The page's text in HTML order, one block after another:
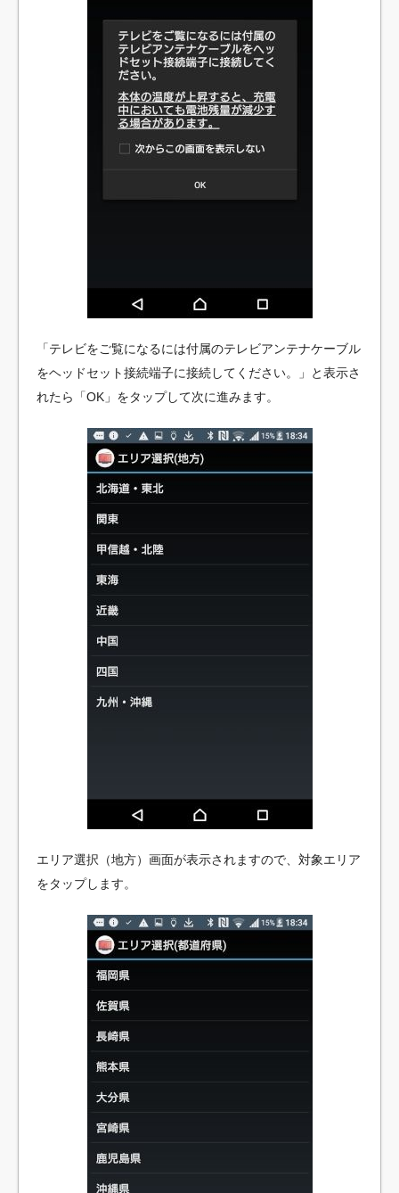
「テレビをご覧になるには付属のテレビアンテナケーブル
をヘッドセット接続端子に接続してください。」と表示さ
れたら「OK」をタップして次に進みます。
エリア選択（地方）画面が表示されますので、対象エリア
をタップします。